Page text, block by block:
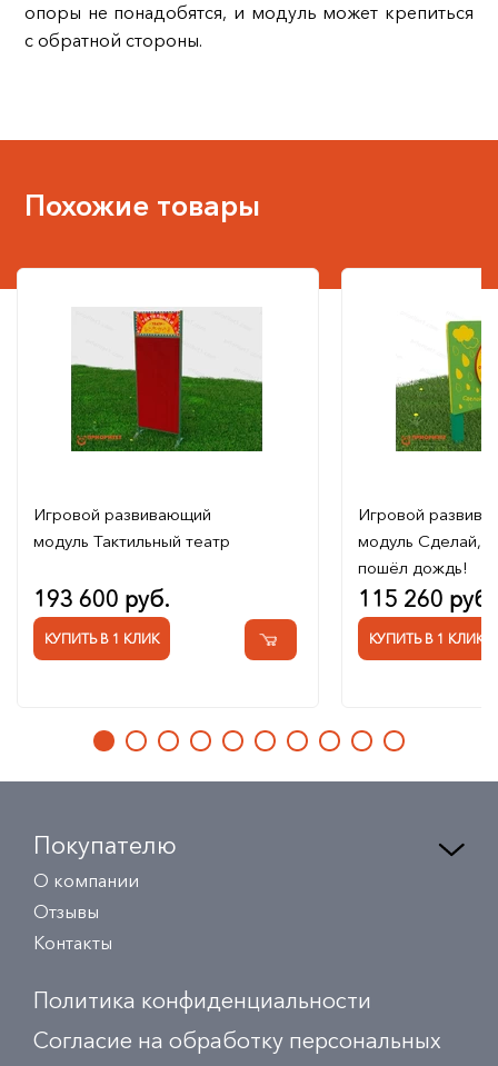
опоры не понадобятся, и модуль может крепиться
с обратной стороны.
Похожие товары
Игровой развивающий
модуль Тактильный театр
193 600 руб.
КУПИТЬ В 1 КЛИК
Игровой
модуль Сделай,
пошёл дождь!
115 260 руб.
КУПИТЬ В 1 КЛИК
Покупателю
О компании
Отзывы
Контакты
Политика конфиденциальности
Согласие на обработку персональных